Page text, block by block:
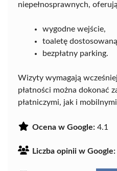
niepełnosprawnych,
wygodne wejście,
toaletę
bezpłatny parking.
Wizyty wymagają
płatności można dokonać
płatniczymi, jak i
Ocena w Google: 4.1
Liczba opinii w Google: